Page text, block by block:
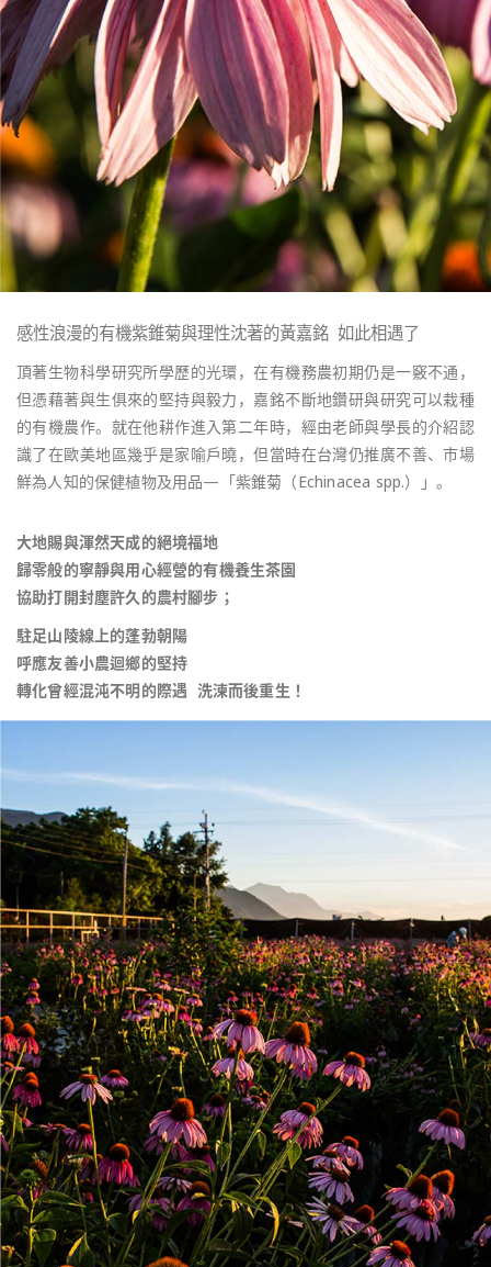
感性浪漫的有機紫錐菊與理性沈著的黃嘉銘 如此相遇了
頂著生物科學研究所學歷的光環，在有機務農初期仍是一竅不通，
但憑藉著與生俱來的堅持與毅力，嘉銘不斷地鑽研與研究可以栽種
的有機農作。就在他耕作進入第二年時，經由老師與學長的介紹認
識了在歐美地區幾乎是家喻戶曉，但當時在台灣仍推廣不善、市場
鮮為人知的保健植物及用品—「紫錐菊（Echinacea spp.）」。
大地賜與渾然天成的絕境福地
歸零般的寧靜與用心經營的有機養生茶園
協助打開封塵許久的農村腳步；
駐足山陵線上的蓬勃朝陽
呼應友善小農迴鄉的堅持
轉化曾經混沌不明的際遇 洗湅而後重生！